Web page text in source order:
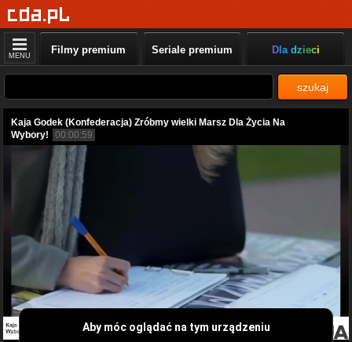
MENU Filmy premium Seriale premium Dla dzieci
szukaj
Kaja Godek (Konfederacja) Zróbmy wielki Marsz Dla Życia Na
Wybory!
00:00:59
Aby móc oglądać na tym urządzeniu